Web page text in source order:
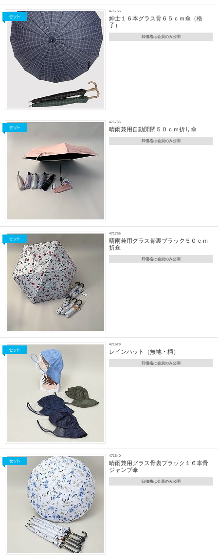
471766
紳士１６本グラス骨６５ｃｍ傘（格
子）
卸価格は会員のみ公開
471755
晴雨兼用自動開閉５０ｃｍ折り傘
卸価格は会員のみ公開
471756
晴雨兼用グラス骨裏ブラック５０ｃｍ
折傘
卸価格は会員のみ公開
471629
レインハット（無地・柄）
卸価格は会員のみ公開
471640
晴雨兼用グラス骨裏ブラック１６本骨
ジャンプ傘
卸価格は会員のみ公開